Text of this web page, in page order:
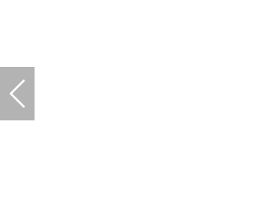
Önceki